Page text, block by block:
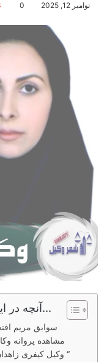
نوامبر 12, 2025 0
آنچه در این مقاله میخوانید...
سوابق مریم
مشاهده پروانه
” وکیل کیفری زاهدان مریم افتخاریان “